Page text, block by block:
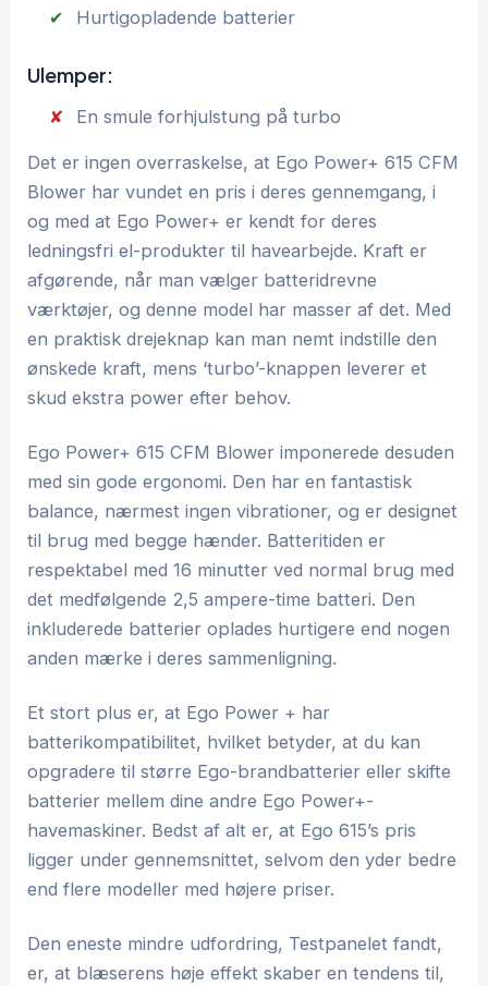
Hurtigopladende batterier
Ulemper:
En smule forhjulstung på turbo
Det er ingen overraskelse, at Ego Power+ 615 CFM
Blower har vundet en pris i deres gennemgang, i
og med at Ego Power+ er kendt for deres
ledningsfri el-produkter til havearbejde. Kraft er
afgørende, når man vælger batteridrevne
værktøjer, og denne model har masser af det. Med
en praktisk drejeknap kan man nemt indstille den
ønskede kraft, mens ‘turbo’-knappen leverer et
skud ekstra power efter behov.
Ego Power+ 615 CFM Blower imponerede desuden
med sin gode ergonomi. Den har en fantastisk
balance, nærmest ingen vibrationer, og er designet
til brug med begge hænder. Batteritiden er
respektabel med 16 minutter ved normal brug med
det medfølgende 2,5 ampere-time batteri. Den
inkluderede batterier oplades hurtigere end nogen
anden mærke i deres sammenligning.
Et stort plus er, at Ego Power + har
batterikompatibilitet, hvilket betyder, at du kan
opgradere til større Ego-brandbatterier eller skifte
batterier mellem dine andre Ego Power+-
havemaskiner. Bedst af alt er, at Ego 615’s pris
ligger under gennemsnittet, selvom den yder bedre
end flere modeller med højere priser.
Den eneste mindre udfordring, Testpanelet fandt,
er, at blæserens høje effekt skaber en tendens til,